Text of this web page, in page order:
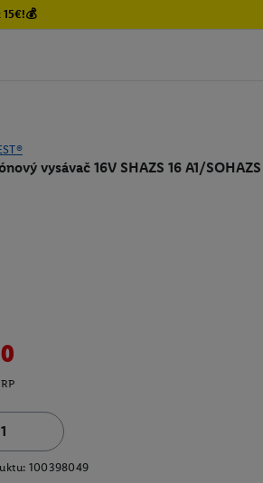
vysávač 16V SHAZS 16 A1/SOHAZS
100398049